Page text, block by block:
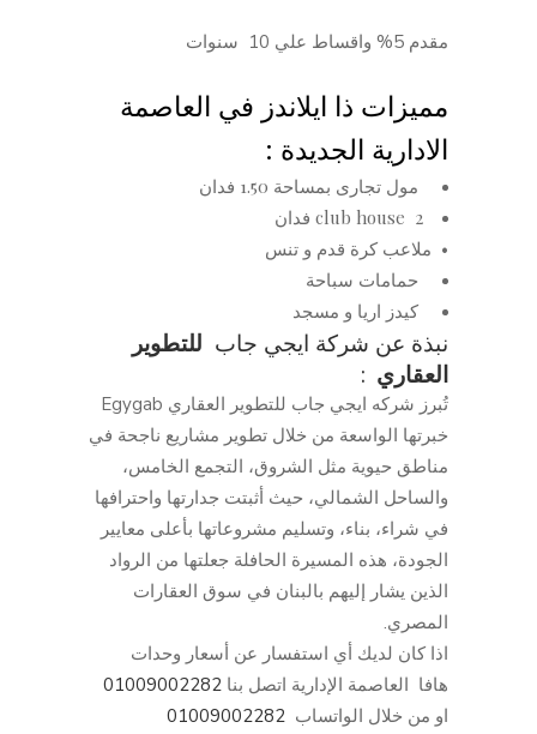
مقدم 5% واقساط علي 10 سنوات
مميزات ذا ايلاندز في العاصمة
الادارية الجديدة :
مول تجارى بمساحة 1.50 فدان
club house 2 فدان
• ملاعب كرة قدم و تنس
حمامات سباحة
كيدز اريا و مسجد
نبذة عن شركة ايجي جاب للتطوير
العقاري :
تُبرز شركه ايجي جاب للتطوير العقاري Egygab
خبرتها الواسعة من خلال تطوير مشاريع ناجحة في
مناطق حيوية مثل الشروق، التجمع الخامس،
والساحل الشمالي، حيث أثبتت جدارتها واحترافها
في شراء، بناء، وتسليم مشروعاتها بأعلى معايير
الجودة، هذه المسيرة الحافلة جعلتها من الرواد
الذين يشار إليهم بالبنان في سوق العقارات
المصري.
اذا كان لديك أي استفسار عن أسعار وحدات
هافا العاصمة الإدارية اتصل بنا 01009002282
او من خلال الواتساب